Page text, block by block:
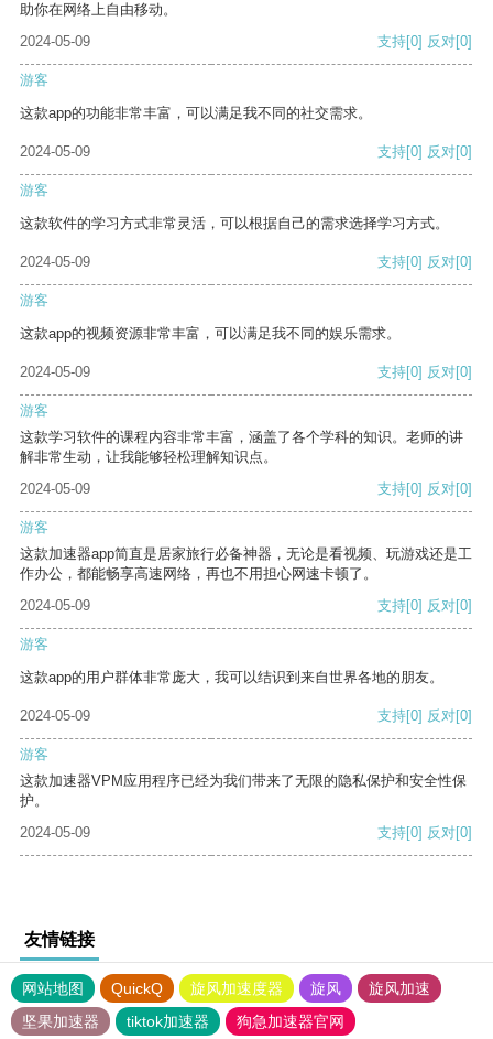
助你在网络上自由移动。
2024-05-09
支持[0] 反对[0]
游客
这款app的功能非常丰富，可以满足我不同的社交需求。
2024-05-09 支持[0] 反对[0]
游客
这款软件的学习方式非常灵活，可以根据自己的需求选择学习方式。
2024-05-09 支持[0] 反对[0]
游客
这款app的视频资源非常丰富，可以满足我不同的娱乐需求。
2024-05-09 支持[0] 反对[0]
游客
这款学习软件的课程内容非常丰富，涵盖了各个学科的知识。老师的讲
解非常生动，让我能够轻松理解知识点。
2024-05-09
支持[0] 反对[0]
游客
这款加速器app简直是居家旅行必备神器，无论是看视频、玩游戏还是工
作办公，都能畅享高速网络，再也不用担心网速卡顿了。
2024-05-09
支持[0] 反对[0]
游客
这款app的用户群体非常庞大，我可以结识到来自世界各地的朋友。
2024-05-09 支持[0] 反对[0]
游客
这款加速器VPM应用程序已经为我们带来了无限的隐私保护和安全性保
护。
2024-05-09
支持[0] 反对[0]
友情链接
网站地图 QuickQ 旋风加速度器 旋风
旋风加速
坚果加速器
tiktok加速器 狗急加速器官网